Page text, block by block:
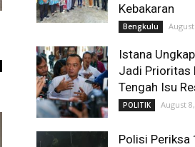
Kebakaran
Bengkulu
Istana
Jadi Prioritas
Tengah Isu
POLITIK August
Polisi Periksa